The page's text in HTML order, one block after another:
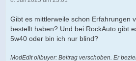
Gibt es mittlerweile schon Erfahrungen
bestellt haben? Und bei RockAuto gibt
5w40 oder bin ich nur blind?
ModEdit oilbuyer: Beitrag verschoben. Er